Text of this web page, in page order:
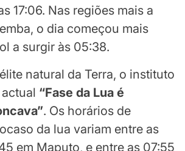
17:06. Nas regiões mais a
o dia começou mais
a surgir às 05:38.
natural da Terra, o instituto
“Fase da Lua é
. Os horários de
da lua variam entre as
em Maputo, e entre as 07:55